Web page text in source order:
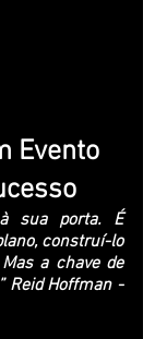
Evento
sua porta. É
construí-lo
a chave de
Reid Hoffman -